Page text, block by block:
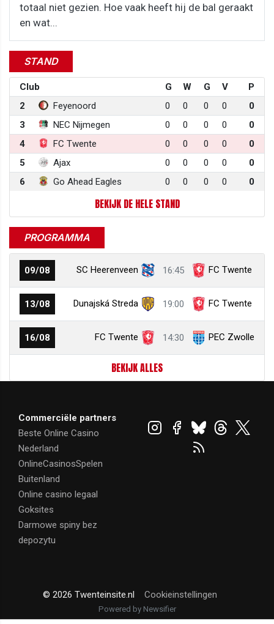
totaal niet gezien. Hoe vaak heeft hij de bal geraakt
en wat...
STAND
Club G W G V
P
2
Feyenoord 0 0 0 0
0
3
NEC Nijmegen 0 0 0 0
0
4
FC Twente 0 0 0 0
0
5
Ajax 0 0 0 0
0
6
Go Ahead Eagles 0 0 0 0 0
BEKIJK DE HELE STAND
PROGRAMMA
09/08 SC Heerenveen 16:45 FC Twente
13/08 Dunajská Streda 19:00 FC Twente
16/08 FC Twente 14:30 PEC Zwolle
BEKIJK ALLES
Commerciële partners
Beste Online Casino
Nederland
OnlineCasinosSpelen
Buitenland
Online casino legaal
Goksites
Darmowe spiny bez
depozytu
© 2026 Twenteinsite.nl Cookieinstellingen
Powered by Newsifier